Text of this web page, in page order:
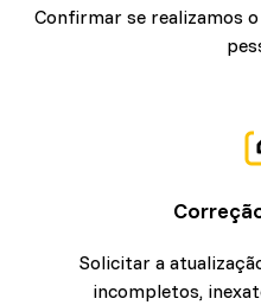
Confirmar se realizamos
Solicitar a
incompletos,